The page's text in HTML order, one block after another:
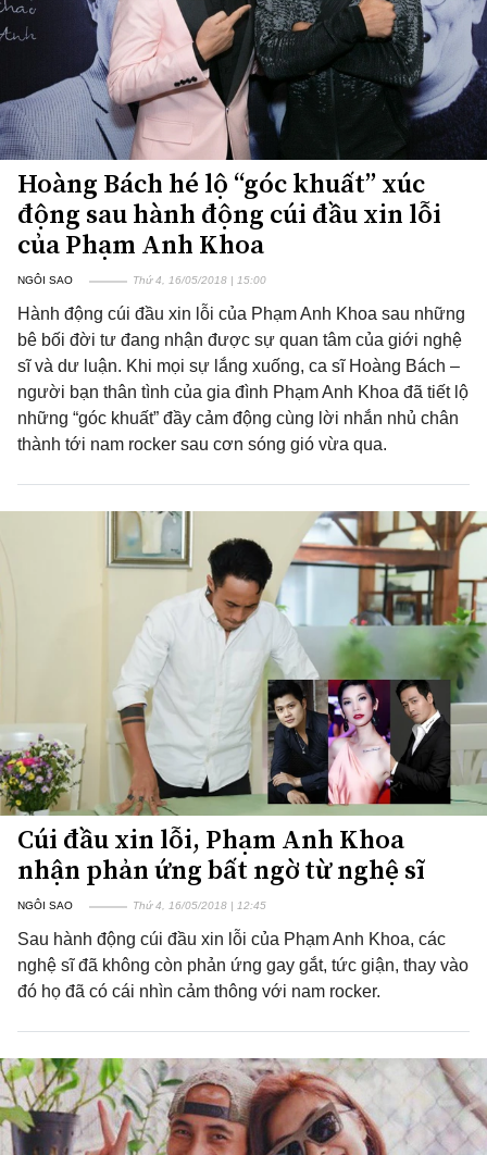
Hoàng Bách hé lộ “góc khuất” xúc
động sau hành động cúi đầu xin lỗi
của Phạm Anh Khoa
NGÔI SAO Thứ 4, 16/05/2018 | 15:00
Hành động cúi đầu xin lỗi của Phạm Anh Khoa sau những
bê bối đời tư đang nhận được sự quan tâm của giới nghệ
sĩ và dư luận. Khi mọi sự lắng xuống, ca sĩ Hoàng Bách –
người bạn thân tình của gia đình Phạm Anh Khoa đã tiết lộ
những “góc khuất” đầy cảm động cùng lời nhắn nhủ chân
thành tới nam rocker sau cơn sóng gió vừa qua.
Cúi đầu xin lỗi, Phạm Anh Khoa
nhận phản ứng bất ngờ từ nghệ sĩ
NGÔI SAO Thứ 4, 16/05/2018 | 12:45
Sau hành động cúi đầu xin lỗi của Phạm Anh Khoa, các
nghệ sĩ đã không còn phản ứng gay gắt, tức giận, thay vào
đó họ đã có cái nhìn cảm thông với nam rocker.